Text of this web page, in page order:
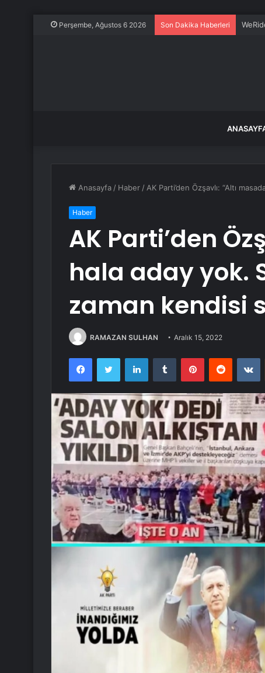
Perşembe, Ağustos 6 2026 Son Dakika Haberleri
Anasayfa / Haber / AK Parti’den Özşavlı: “Altı
Haber
AK Parti’den
hala aday yok.
zaman kendisi
RAMAZAN SULHAN Aralık 15, 2022
FacebookTwitter LinkedInTumblr PinterestReddit